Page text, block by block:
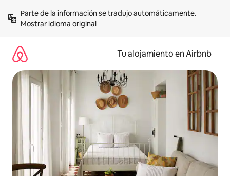
contenidoMostrar idioma original
Tu alojamiento en Airbnb